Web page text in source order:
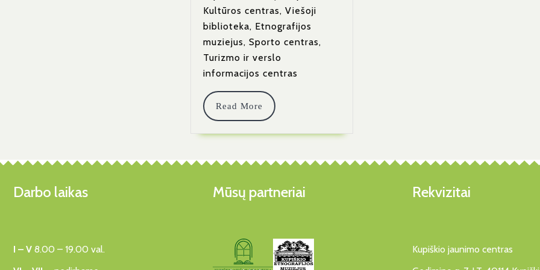
Kultūros centras, Viešoji
biblioteka, Etnografijos
muziejus, Sporto centras,
Turizmo ir verslo
informacijos centras
Read More
Read
Darbo laikas
I – V 8.00 – 19.00 val.
Mūsų partneriai Rekvizitai
Kupiškio jaunimo centras